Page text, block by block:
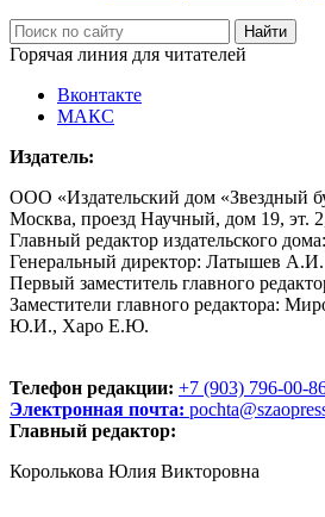
Горячая линия для читателей
Вконтакте
МАКС
Издатель:
ООО «Издательский дом «Звездный
Москва, проезд Научный, дом 19, эт.
Главный редактор издательского
Генеральный директор: Латышев А.И.
Первый заместитель главного
Заместители главного редактора:
Ю.И., Харо Е.Ю.
Телефон редакции: +7 (903) 796-00-
Электронная почта:
Главный редактор:
Королькова Юлия Викторовна